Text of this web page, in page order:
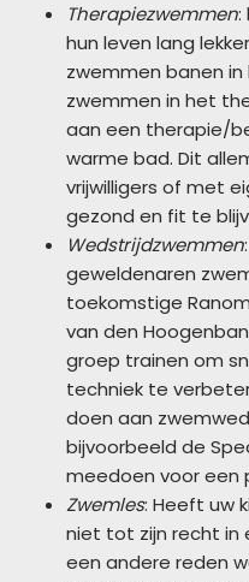
Therapiezwemmen:
hun leven lang
zwemmen banen
zwemmen in het
aan een therapie/
warme bad. Dit
vrijwilligers of met
gezond en fit te
Wedstrijdzwemmen
geweldenaren
toekomstige
van den
groep trainen om
techniek te
doen aan
bijvoorbeeld de
meedoen voor een
Zwemles: Heeft uw
niet tot zijn recht in
een andere reden